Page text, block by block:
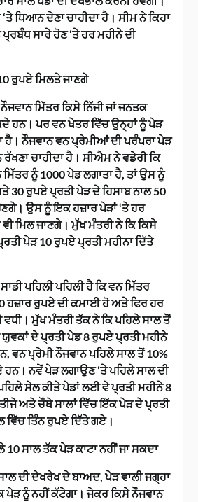
ਧਿਆਨ ਦੇਣਾ ਚਾਹੀਦਾ ਹੈ। ਸੀਮ ਨੇ ਕਿਹਾ
ਸਾਰੇ ਹੋਣ ‘ਤੇ ਹਰ ਮਹੀਨੇ ਦੀ
ਰੁਪਏ ਮਿਲਤੇ ਜਾਣਗੇ
ਮਿੱਤਰ ਕਿਸੇ ਨਿੱਜੀ ਜਾਂ ਜਨਤਕ
ਹਨ। ਪਰ ਵਨ ਖੇਤਰ ਵਿੱਚ ਉਨ੍ਹਾਂ ਨੂੰ ਪੇੜ
ਹੈ। ਨੌਜਵਾਨ ਵਨ ਪ੍ਰੇਮੀਆਂ ਦੀ ਪਰੰਪਰਾ ਪੇੜ
ਚਾਹੀਦਾ ਹੈ। ਸੀਐਮ ਨੇ ਵਡੇਰੀ ਕਿ
ਨੂੰ 1000 ਪੇਡ ਲਗਾਤਾ ਹੈ, ਤਾਂ ਉਸ ਨੂੰ
30 ਰੁਪਏ ਪ੍ਰਤੀ ਪੇੜ ਦੇ ਹਿਸਾਬ ਨਾਲ 50
ਉਸ ਨੂੰ ਇਕ ਹਜ਼ਾਰ ਪੇੜਾਂ ‘ਤੇ ਹਰ
ਮਿਲ ਜਾਣਗੇ। ਮੁੱਖ ਮੰਤਰੀ ਨੇ ਕਿ ਕਿਸੇ
ਪੇੜ 10 ਰੁਪਏ ਪ੍ਰਤੀ ਮਹੀਨਾ ਦਿੱਤੇ
ਪਹਿਲੀ ਪਹਿਲੀ ਹੈ ਕਿ ਵਨ ਮਿੱਤਰ
ਹਜ਼ਾਰ ਰੁਪਏ ਦੀ ਕਮਾਈ ਹੋ ਅਤੇ ਫਿਰ ਹਰ
ਮੁੱਖ ਮੰਤਰੀ ਤੱਕ ਨੇ ਕਿ ਪਹਿਲੇ ਸਾਲ ਤੋਂ
ਦੇ ਪ੍ਰਤੀ ਪੇਡ 8 ਰੁਪਏ ਪ੍ਰਤੀ ਮਹੀਨੇ
ਵਨ ਪ੍ਰੇਮੀ ਨੌਜਵਾਨ ਪਹਿਲੇ ਸਾਲ ਤੋਂ 10%
ਨਵੇਂ ਪੇੜ ਲਗਾਉਣ ‘ਤੇ ਪਹਿਲੇ ਸਾਲ ਦੀ
ਸੇਲ ਕੀਤੇ ਪੇਡਾਂ ਲਈ ਵੇ ਪ੍ਰਤੀ ਮਹੀਨੇ 8
ਅਤੇ ਚੌਥੇ ਸਾਲਾਂ ਵਿੱਚ ਇੱਕ ਪੇੜ ਦੇ ਪ੍ਰਤੀ
ਤਿੰਨ ਰੁਪਏ ਦਿੱਤੇ ਗਏ।
ਸਾਲ ਤੱਕ ਪੇੜ ਕਾਟਾ ਨਹੀਂ ਜਾ ਸਕਦਾ
ਦੀ ਦੇਖਰੇਖ ਦੇ ਬਾਅਦ, ਪੇੜ ਵਾਲੀ ਜਗ੍ਹਾ
ਨੂੰ ਨਹੀਂ ਕੱਟੇਗਾ। ਜੇਕਰ ਕਿਸੇ ਨੌਜਵਾਨ